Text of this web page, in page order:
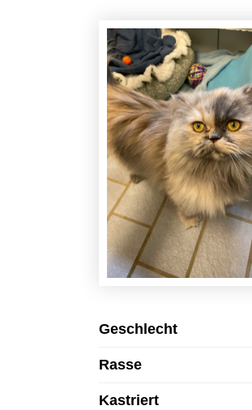
Geschlecht
Rasse
Kastriert